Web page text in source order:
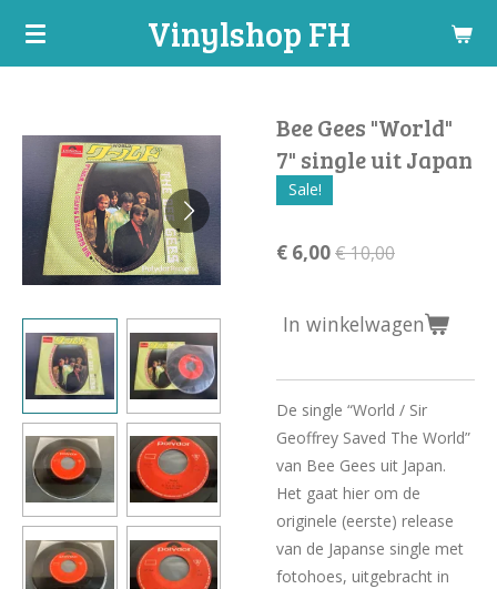
Ga
hoofdinhoud
Vinylshop FH
Bee Gees "World"
7" single uit Japan
Sale!
€ 6,00€ 10,00
In winkelwagen
De single “World / Sir
Geoffrey Saved The World”
van Bee Gees uit Japan.
Het gaat hier om de
originele (eerste) release
van de Japanse single met
fotohoes, uitgebracht in